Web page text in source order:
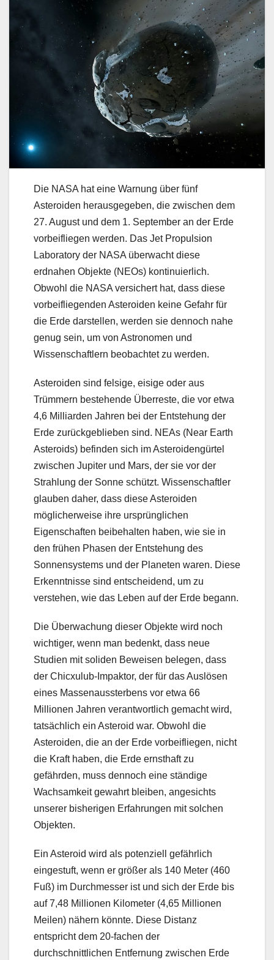
Die NASA hat eine Warnung über fünf
Asteroiden herausgegeben, die zwischen dem
27. August und dem 1. September an der Erde
vorbeifliegen werden. Das Jet Propulsion
Laboratory der NASA überwacht diese
erdnahen Objekte (NEOs) kontinuierlich.
Obwohl die NASA versichert hat, dass diese
vorbeifliegenden Asteroiden keine Gefahr für
die Erde darstellen, werden sie dennoch nahe
genug sein, um von Astronomen und
Wissenschaftlern beobachtet zu werden.
Asteroiden sind felsige, eisige oder aus
Trümmern bestehende Überreste, die vor etwa
4,6 Milliarden Jahren bei der Entstehung der
Erde zurückgeblieben sind. NEAs (Near Earth
Asteroids) befinden sich im Asteroidengürtel
zwischen Jupiter und Mars, der sie vor der
Strahlung der Sonne schützt. Wissenschaftler
glauben daher, dass diese Asteroiden
möglicherweise ihre ursprünglichen
Eigenschaften beibehalten haben, wie sie in
den frühen Phasen der Entstehung des
Sonnensystems und der Planeten waren. Diese
Erkenntnisse sind entscheidend, um zu
verstehen, wie das Leben auf der Erde begann.
Die Überwachung dieser Objekte wird noch
wichtiger, wenn man bedenkt, dass neue
Studien mit soliden Beweisen belegen, dass
der Chicxulub-Impaktor, der für das Auslösen
eines Massenaussterbens vor etwa 66
Millionen Jahren verantwortlich gemacht wird,
tatsächlich ein Asteroid war. Obwohl die
Asteroiden, die an der Erde vorbeifliegen, nicht
die Kraft haben, die Erde ernsthaft zu
gefährden, muss dennoch eine ständige
Wachsamkeit gewahrt bleiben, angesichts
unserer bisherigen Erfahrungen mit solchen
Objekten.
Ein Asteroid wird als potenziell gefährlich
eingestuft, wenn er größer als 140 Meter (460
Fuß) im Durchmesser ist und sich der Erde bis
auf 7,48 Millionen Kilometer (4,65 Millionen
Meilen) nähern könnte. Diese Distanz
entspricht dem 20-fachen der
durchschnittlichen Entfernung zwischen Erde